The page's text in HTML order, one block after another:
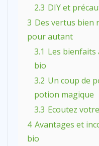
2.3 DIY et
3 Des vertus bien
pour autant
3.1 Les bienfaits
bio
3.2 Un coup de
potion magique
3.3 Ecoutez
4 Avantages et
bio